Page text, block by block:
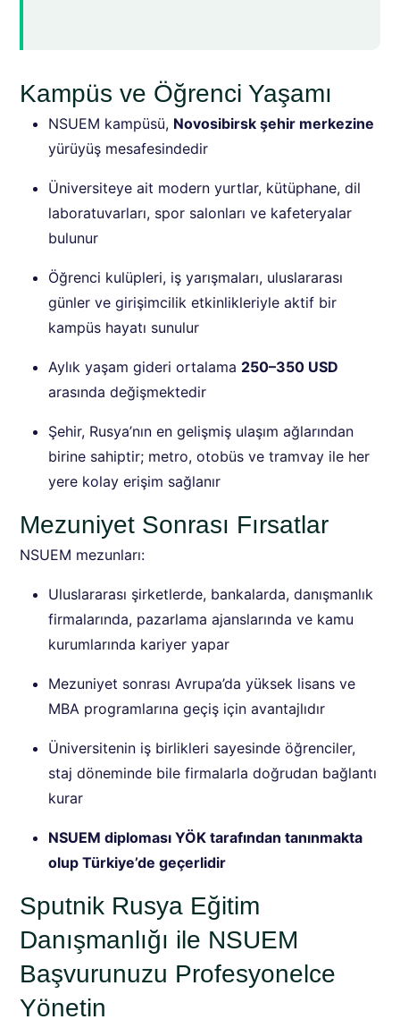
Kampüs ve Öğrenci Yaşamı
NSUEM kampüsü, Novosibirsk şehir merkezine
yürüyüş mesafesindedir
Üniversiteye ait modern yurtlar, kütüphane, dil
laboratuvarları, spor salonları ve kafeteryalar
bulunur
Öğrenci kulüpleri, iş yarışmaları, uluslararası
günler ve girişimcilik etkinlikleriyle aktif bir
kampüs hayatı sunulur
Aylık yaşam gideri ortalama 250–350 USD
arasında değişmektedir
Şehir, Rusya’nın en gelişmiş ulaşım ağlarından
birine sahiptir; metro, otobüs ve tramvay ile her
yere kolay erişim sağlanır
Mezuniyet Sonrası Fırsatlar
NSUEM mezunları:
Uluslararası şirketlerde, bankalarda, danışmanlık
firmalarında, pazarlama ajanslarında ve kamu
kurumlarında kariyer yapar
Mezuniyet sonrası Avrupa’da yüksek lisans ve
MBA programlarına geçiş için avantajlıdır
Üniversitenin iş birlikleri sayesinde öğrenciler,
staj döneminde bile firmalarla doğrudan bağlantı
kurar
NSUEM diploması YÖK tarafından tanınmakta
olup Türkiye’de geçerlidir
Sputnik Rusya Eğitim
Danışmanlığı ile NSUEM
Başvurunuzu Profesyonelce
Yönetin